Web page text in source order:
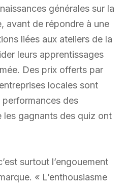
générales sur la
avant de répondre à une
liées aux ateliers de la
leurs apprentissages
Des prix offerts par
locales sont
des
les gagnants des quiz ont
surtout l’engouement
« L’enthousiasme